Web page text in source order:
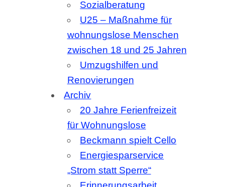
wohnungslose Menschen
zwischen 18 und 25 Jahren
Umzugshilfen und
Renovierungen
20 Jahre Ferienfreizeit
für Wohnungslose
Beckmann spielt Cello
Energiesparservice
„Strom statt Sperre“
Erinnerungsarbeit
„Soziale Außenseiter im
Nationalsozialismus“
Wohin bringt ihr uns?